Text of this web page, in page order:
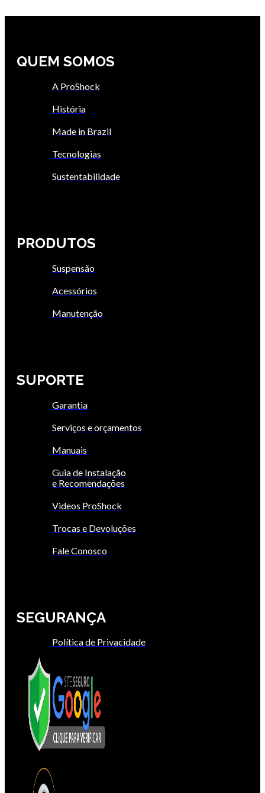
QUEM SOMOS
A ProShock
História
Made in Brazil
Tecnologias
Sustentabilidade
PRODUTOS
Suspensão
Acessórios
Manutenção
SUPORTE
Garantia
Serviços e orçamentos
Manuais
Guia de Instalação
e Recomendações
Videos ProShock
Trocas e Devoluções
Fale Conosco
SEGURANÇA
Política de Privacidade